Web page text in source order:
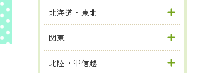
北海道・東北
関東
北陸・甲信越